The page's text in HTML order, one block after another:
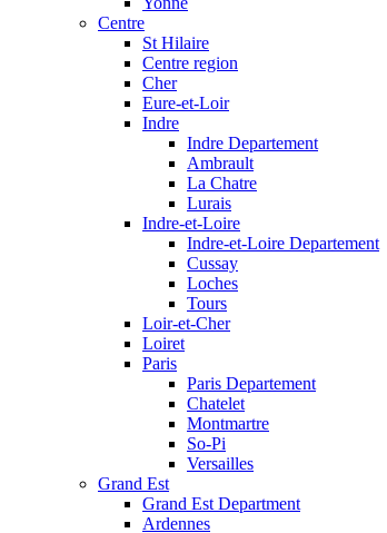
Centre
St Hilaire
Centre region
Cher
Eure-et-Loir
Indre
Indre Departement
Ambrault
La Chatre
Lurais
Indre-et-Loire
Indre-et-Loire Departement
Cussay
Loches
Tours
Loir-et-Cher
Loiret
Paris
Paris Departement
Chatelet
Montmartre
So-Pi
Versailles
Grand Est
Grand Est Department
Ardennes